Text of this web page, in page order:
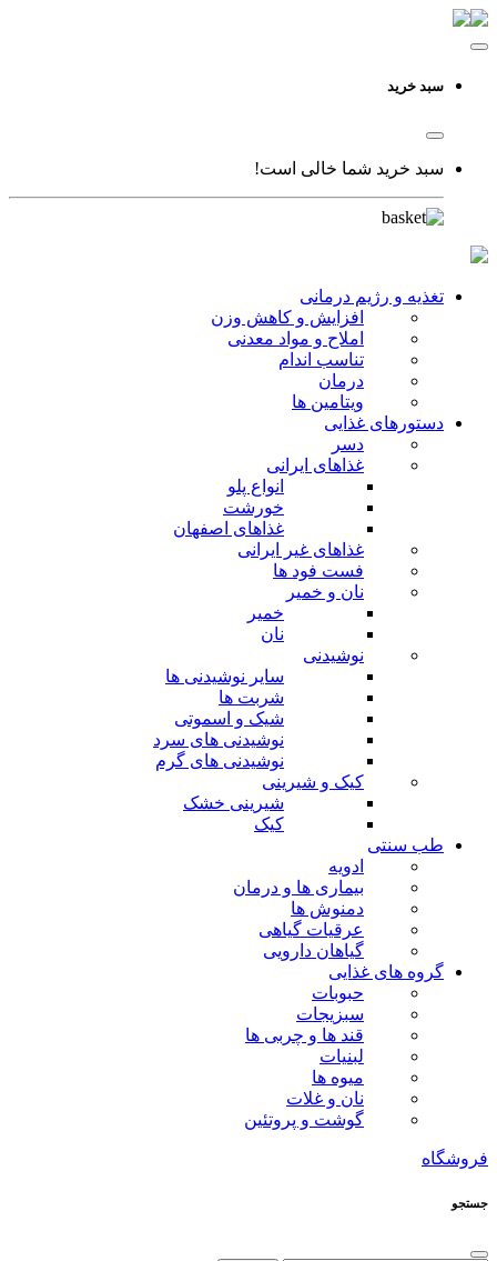
سبد خرید
سبد خرید شما خالی است!
تغذیه و رژیم درمانی
افزایش و کاهش وزن
املاح و مواد معدنی
تناسب اندام
درمان
ویتامین ها
دستورهای غذایی
دسر
غذاهای ایرانی
انواع پلو
خورشت
غذاهای اصفهان
غذاهای غیر ایرانی
فست فود ها
نان و خمیر
خمیر
نان
نوشیدنی
سایر نوشیدنی ها
شربت ها
شیک و اسموتی
نوشیدنی های سرد
نوشیدنی های گرم
کیک و شیرینی
شیرینی خشک
کیک
طب سنتی
ادویه
بیماری ها و درمان
دمنوش ها
عرقیات گیاهی
گیاهان دارویی
گروه های غذایی
حبوبات
سبزیجات
قند ها و چربی ها
لبنیات
میوه ها
نان و غلات
گوشت و پروتئین
فروشگاه
جستجو